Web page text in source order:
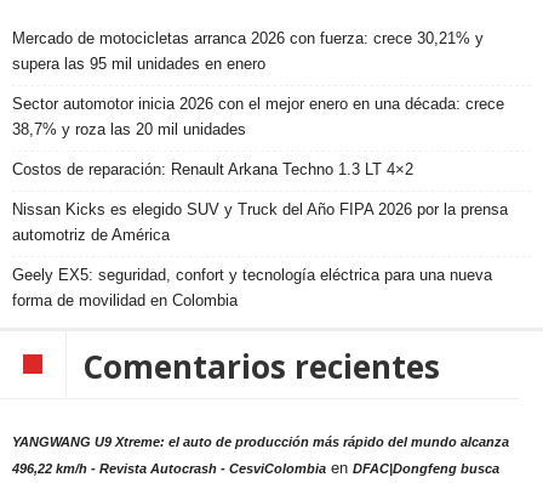
Mercado de motocicletas arranca 2026 con fuerza: crece 30,21% y
supera las 95 mil unidades en enero
Sector automotor inicia 2026 con el mejor enero en una década: crece
38,7% y roza las 20 mil unidades
Costos de reparación: Renault Arkana Techno 1.3 LT 4×2
Nissan Kicks es elegido SUV y Truck del Año FIPA 2026 por la prensa
automotriz de América
Geely EX5: seguridad, confort y tecnología eléctrica para una nueva
forma de movilidad en Colombia
Comentarios recientes
YANGWANG U9 Xtreme: el auto de producción más rápido del mundo alcanza
496,22 km/h - Revista Autocrash - CesviColombia en DFAC|Dongfeng busca